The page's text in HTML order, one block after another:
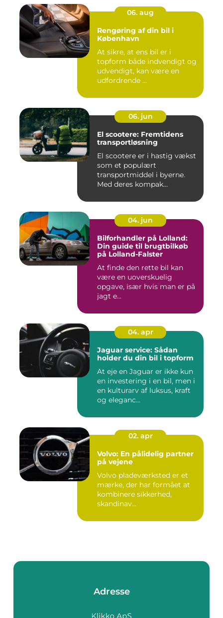
06. aug
Rengøring af din bil i
København
At sikre, at ens bil er i
topform både indvendigt og
udvendigt, kan være en
udfordrende ...
06. jun
El scootere: Fremtidens
transportløsning
El scootere er i hastig vækst
som et populært
transportmiddel i byerne.
Med deres kompak...
04. jun
Bilforhandler på Lolland:
Din guide til brugtbilkøb
på Lolland-Falster
At finde den rette bil kan
være en uoverskuelig
opgave, især hvis man er på
jagt e...
04. apr
Jaguar service: Sådan
holder du din bil i topform
At eje en Jaguar er ikke kun
en investering i en bil, men i
en kulturarv af luksus, kraft
og eleganc...
02. apr
Volvo: En pålidelig partner
på vejene
Volvo pladeværksted er et
mærke, der har formået at
kombinere sikkerhed,
skandinav...
Adresse